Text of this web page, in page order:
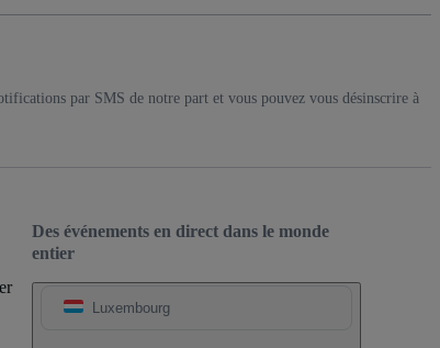
par SMS de notre part et vous pouvez vous désinscrire à
Des événements en direct dans le monde
entier
Luxembourg